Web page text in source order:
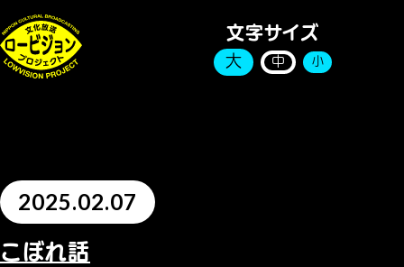
文字サイズ
大 中 小
2025.02.07
こぼれ話